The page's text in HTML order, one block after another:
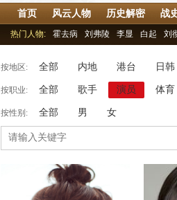
首页 风云人物 历史解密 战
热门人物:
霍去病 刘弗陵 李显 白起 刘
按地区: 全部 内地 港台 日韩
按职业: 全部 歌手 演员 体育
按性别: 全部 男 女